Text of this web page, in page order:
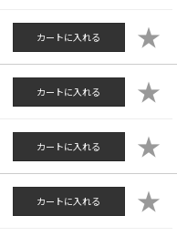
カートに入れる ★
カートに入れる ★
カートに入れる ★
カートに入れる ★